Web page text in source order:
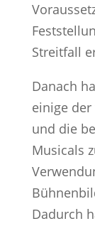
Streitfall
Danach
einige
und die
Musicals
Dadurch